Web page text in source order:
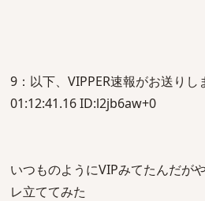
9：以下、VIPPER速報がお送り
01:12:41.16 ID:l2jb6aw+0
いつものようにVIPみてたんだが
レ立ててみた